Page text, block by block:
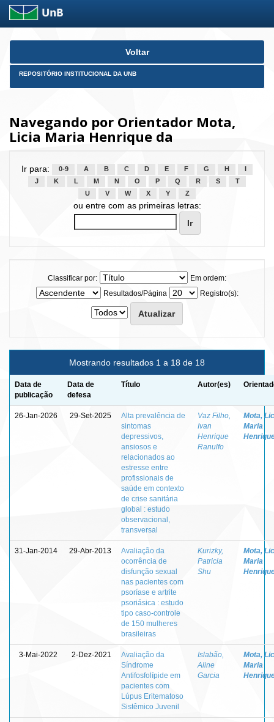
Skip
Voltar
REPOSITÓRIO INSTITUCIONAL DA UNB
Navegando por Orientador Mota,
Licia Maria Henrique da
Ir para: 0-9 A B C D E F G H
J
K L M N O P Q R S
T
U
V W X Y Z
ou entre com as primeiras letras:
Classificar por:
Em ordem:
Resultados/Página
Registro(s):
Mostrando resultados 1 a 18 de 18
Data de
publicação
Data de
defesa
Título Autor(es)
26-Jan-2026 29-Set-2025
Alta prevalência de
sintomas
depressivos,
ansiosos e
relacionados ao
estresse entre
profissionais de
saúde em contexto
de crise sanitária
global : estudo
observacional,
transversal
Vaz Filho,
Ivan
Henrique
Ranulfo
Mota,
Maria
31-Jan-2014 29-Abr-2013
Avaliação da
ocorrência de
disfunção sexual
nas pacientes com
psoríase e artrite
psoriásica : estudo
tipo caso-controle
de 150 mulheres
brasileiras
Kurizky,
Patricia
Shu
Mota,
Maria
3-Mai-2022 2-Dez-2021
Avaliação da
Síndrome
Antifosfolípide em
pacientes com
Lúpus Eritematoso
Sistêmico Juvenil
Islabão,
Aline
Garcia
Mota,
Maria